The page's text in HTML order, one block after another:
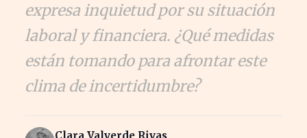
expresa inquietud por su situación
laboral y financiera. ¿Qué medidas
están tomando para afrontar este
clima de incertidumbre?
Clara Valverde Rivas